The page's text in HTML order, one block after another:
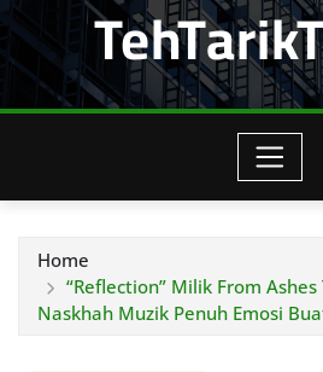
Home
“Reflection” Milik From
Naskhah Muzik Penuh Emosi